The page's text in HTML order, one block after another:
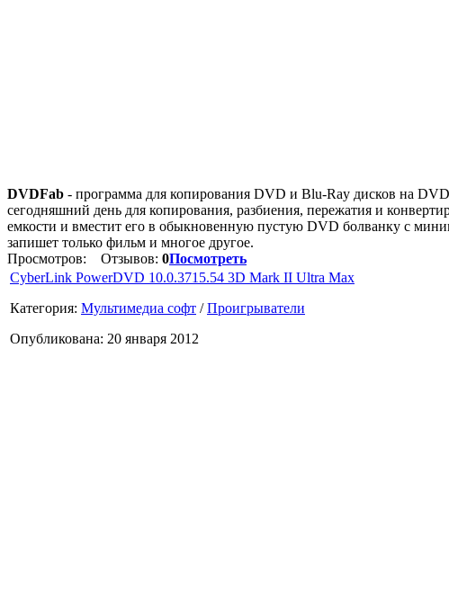
DVDFab - программа для копирования DVD и Blu-Ray дисков на
сегодняшний день для копирования, разбиения, пережатия и
емкости и вместит его в обыкновенную пустую DVD болванку с
запишет только фильм и многое другое.
Просмотров:
Отзывов: 0Посмотреть
CyberLink PowerDVD 10.0.3715.54 3D Mark II Ultra Max
Категория: Мультимедиа софт /Проигрыватели
Опубликована: 20 января 2012